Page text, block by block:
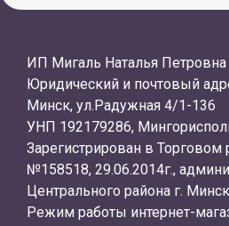
ИП Мигаль Наталья Петровна
Юридический и почтовый
Минск, ул.Радужная 4/1-136
УНП 192179286,
Зарегистрирован в Торговом
№158518, 29.06.2014г.,
Центрального района г.
Режим работы интернет-